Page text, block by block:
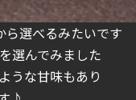
ら選べるみたいです
選んでみました
うな甘味もあり